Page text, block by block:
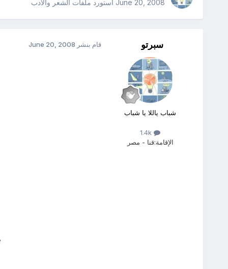
June 20, 2008استورد ملفات الشعر والأدب
سبرتو
شباب ياللا يا شباب
1.4k
الإقامة:قنا - مصر
قام بنشر June 20, 2008